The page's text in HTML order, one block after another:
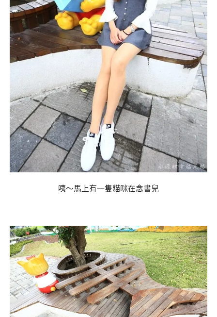
咦～馬上有一隻貓咪在念書兒